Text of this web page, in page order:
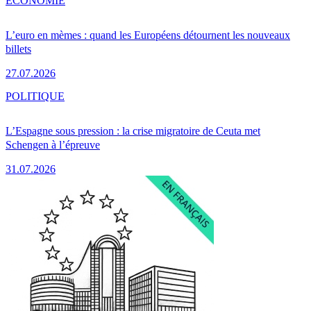
L’euro en mèmes : quand les Européens détournent les nouveaux
billets
27.07.2026
L’Espagne sous pression : la crise migratoire de Ceuta met
Schengen à l’épreuve
31.07.2026
POLITIQUE